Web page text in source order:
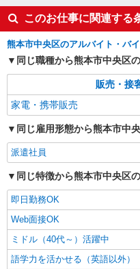
このお仕事に関連する
熊本市中央区のアルバイト・バ
同じ職種から熊本市中央区
販売・接
家電・携帯販売
同じ雇用形態から熊本市中
派遣社員
同じ特徴から熊本市中央区
即日勤務OK
Web面接OK
ミドル（40代～）活躍中
語学力を活かせる（英語以外）